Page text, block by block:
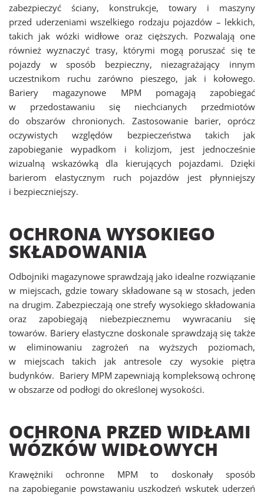
zabezpieczyć ściany, konstrukcje, towary i maszyny
przed uderzeniami wszelkiego rodzaju pojazdów – lekkich,
takich jak wózki widłowe oraz cięższych. Pozwalają one
również wyznaczyć trasy, którymi mogą poruszać się te
pojazdy w sposób bezpieczny, niezagrażający innym
uczestnikom ruchu zarówno pieszego, jak i kołowego.
Bariery magazynowe MPM pomagają zapobiegać
w przedostawaniu się niechcianych przedmiotów
do obszarów chronionych. Zastosowanie barier, oprócz
oczywistych względów bezpieczeństwa takich jak
zapobieganie wypadkom i kolizjom, jest jednocześnie
wizualną wskazówką dla kierujących pojazdami. Dzięki
barierom elastycznym ruch pojazdów jest płynniejszy
i bezpieczniejszy.
OCHRONA WYSOKIEGO
SKŁADOWANIA
Odbojniki magazynowe sprawdzają jako idealne rozwiązanie
w miejscach, gdzie towary składowane są w stosach, jeden
na drugim. Zabezpieczają one strefy wysokiego składowania
oraz zapobiegają niebezpiecznemu wywracaniu się
towarów. Bariery elastyczne doskonale sprawdzają się także
w eliminowaniu zagrożeń na wyższych poziomach,
w miejscach takich jak antresole czy wysokie piętra
budynków. Bariery MPM zapewniają kompleksową ochronę
w obszarze od podłogi do określonej wysokości.
OCHRONA PRZED WIDŁAMI
WÓZKÓW WIDŁOWYCH
Krawężniki ochronne MPM to doskonały sposób
na zapobieganie powstawaniu uszkodzeń wskutek uderzeń